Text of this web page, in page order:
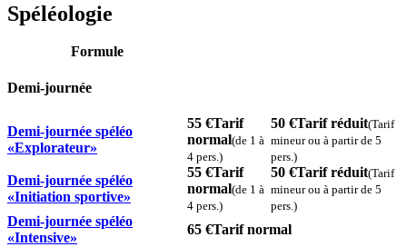
Spéléologie
Formule
Demi-journée
Demi-journée spéléo
«Explorateur»
55 €Tarif
normal(de 1 à
4 pers.)
50 €Tarif réduit(Tarif
mineur ou à partir de 5
pers.)
Demi-journée spéléo
«Initiation sportive»
55 €Tarif
normal(de 1 à
4 pers.)
50 €Tarif réduit(Tarif
mineur ou à partir de 5
pers.)
Demi-journée spéléo
«Intensive»
65 €Tarif normal